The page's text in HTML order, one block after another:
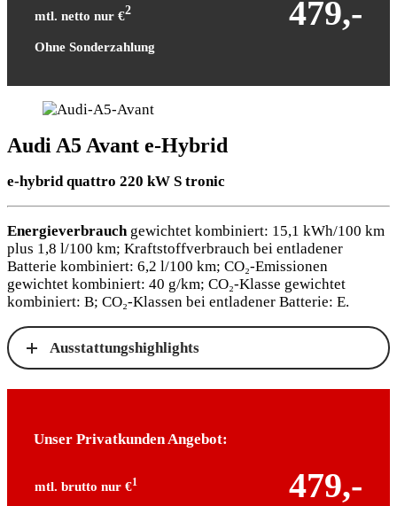
mtl. netto nur €2 479,-
Ohne Sonderzahlung
Audi A5 Avant e-Hybrid
e-hybrid quattro 220 kW S tronic
Energieverbrauchgewichtet kombiniert: 15,1 kWh/100 km
plus 1,8 l/100 km; Kraftstoffverbrauch bei entladener
Batterie kombiniert: 6,2 l/100 km; CO₂-Emissionen
gewichtet kombiniert: 40 g/km; CO₂-Klasse gewichtet
kombiniert: B; CO₂-Klassen bei entladener Batterie: E.
Ausstattungshighlights
Unser Privatkunden Angebot:
mtl. brutto nur €1 479,-